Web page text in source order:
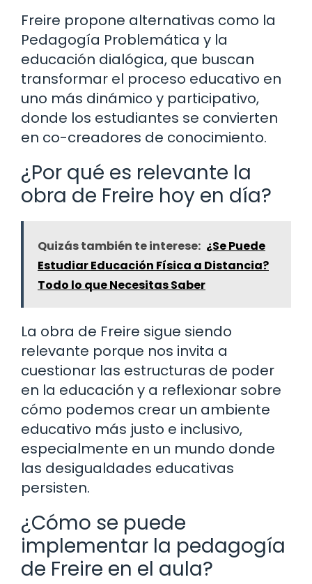
Freire propone alternativas como la
Pedagogía Problemática y la
educación dialógica, que buscan
transformar el proceso educativo en
uno más dinámico y participativo,
donde los estudiantes se convierten
en co-creadores de conocimiento.
¿Por qué es relevante la
obra de Freire hoy en día?
Quizás también te interese: ¿Se Puede
Estudiar Educación Física a Distancia?
Todo lo que Necesitas Saber
La obra de Freire sigue siendo
relevante porque nos invita a
cuestionar las estructuras de poder
en la educación y a reflexionar sobre
cómo podemos crear un ambiente
educativo más justo e inclusivo,
especialmente en un mundo donde
las desigualdades educativas
persisten.
¿Cómo se puede
implementar la pedagogía
de Freire en el aula?